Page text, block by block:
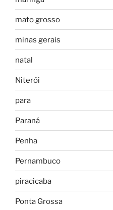
mato grosso
minas gerais
natal
Niterói
para
Paraná
Penha
Pernambuco
piracicaba
Ponta Grossa